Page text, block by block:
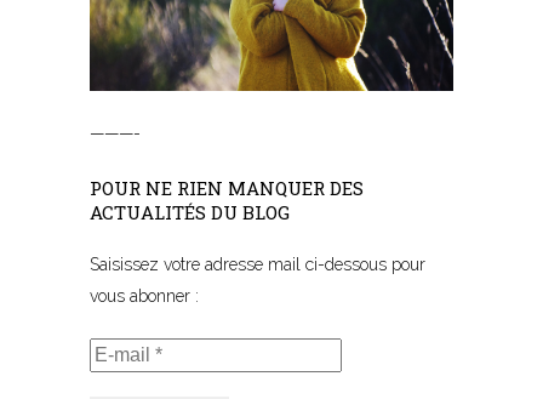
———-
POUR NE RIEN MANQUER DES
ACTUALITÉS DU BLOG
Saisissez votre adresse mail ci-dessous pour
vous abonner :
E-
mail